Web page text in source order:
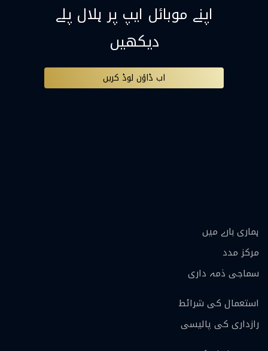
اپنے موبائل ایپ پر ہلال پلے
دیکھیں
اب ڈاؤن لوڈ کریں
ہماری بارے ميں
مرکز مدد
سماجی ذمہ داری
استعمال کی شرائط
رازداری کی پالیسی